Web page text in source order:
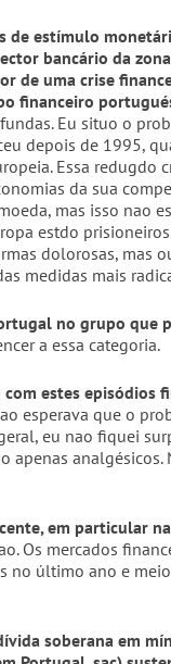
de estímulo
bancário da
de uma crise
financeiro
Eu situo o
depois de 1995,
Essa
da sua
mas isso nao
estdo
dolorosas, mas
medidas mais
no grupo que
a essa categoria.
estes episódios
esperava que o
eu nao fiquei
apenas
em particular
Os mercados
no último ano e
soberana em